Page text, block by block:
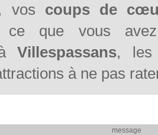
vos coups de
ce que vous avez
àVillespassans, les
à ne pas
message